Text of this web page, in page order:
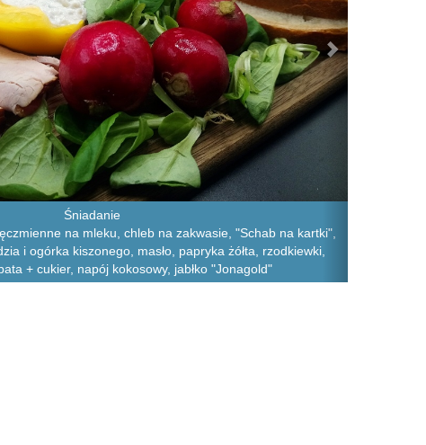
Śniadanie
na mleku, chleb na zakwasie, "Schab na kartki",
i ogórka kiszonego, masło, papryka żółta, rzodkiewki,
+ cukier, napój kokosowy, jabłko "Jonagold"